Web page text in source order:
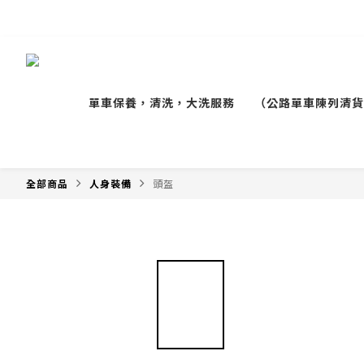
單車保養，清洗，大洗服務 （公路單車陳列清
全部商品 人身裝備 頭盔